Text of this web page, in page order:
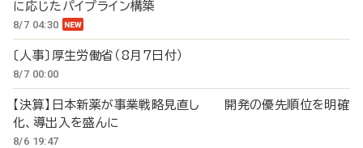
に応じたパイプライン構築
8/7 04:30
〔人事〕厚生労働省（8月7日付）
8/7 00:00
【決算】日本新薬が事業戦略見直し 開発の優先順位を明確
化、導出入を盛んに
8/6 19:47